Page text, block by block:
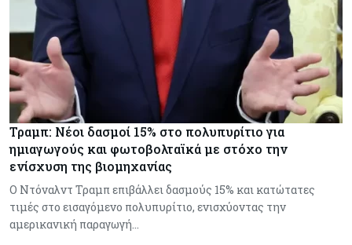
Τραμπ: Νέοι δασμοί 15% στο πολυπυρίτιο για
ημιαγωγούς και φωτοβολταϊκά με στόχο την
ενίσχυση της βιομηχανίας
Ο Ντόναλντ Τραμπ επιβάλλει δασμούς 15% και κατώτατες
τιμές στο εισαγόμενο πολυπυρίτιο, ενισχύοντας την
αμερικανική παραγωγή…